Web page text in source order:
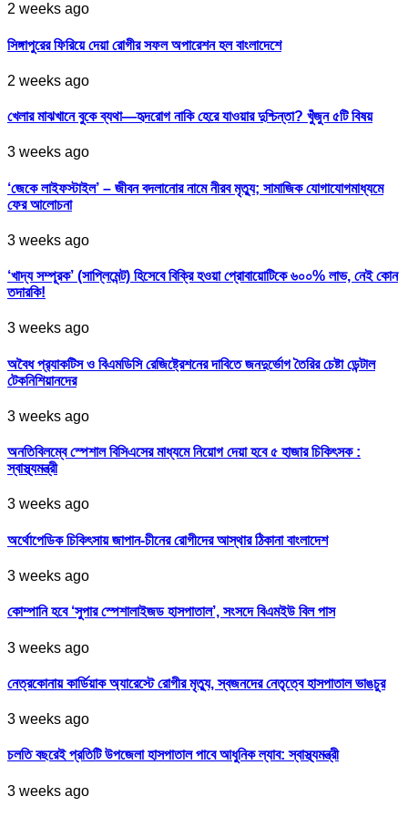
2 weeks ago
সিঙ্গাপুরের ফিরিয়ে দেয়া রোগীর সফল অপারেশন হল বাংলাদেশে
2 weeks ago
খেলার মাঝখানে বুকে ব্যথা—হৃদরোগ নাকি হেরে যাওয়ার দুশ্চিন্তা? খুঁজুন ৫টি বিষয়
3 weeks ago
‘জেকে লাইফস্টাইল’ – জীবন বদলানোর নামে নীরব মৃত্যু; সামাজিক যোগাযোগমাধ্যমে
ফের আলোচনা
3 weeks ago
‘খাদ্য সম্পূরক’ (সাপ্লিমেন্ট) হিসেবে বিক্রি হওয়া প্রোবায়োটিকে ৬০০% লাভ, নেই কোন
তদারকি!
3 weeks ago
অবৈধ প্র‍্যাকটিস ও বিএমডিসি রেজিষ্ট্রেশনের দাবিতে জনদুর্ভোগ তৈরির চেষ্টা ডেন্টাল
টেকনিশিয়ানদের
3 weeks ago
অনতিবিলম্বে স্পেশাল বিসিএসের মাধ্যমে নিয়োগ দেয়া হবে ৫ হাজার চিকিৎসক :
স্বাস্থ্যমন্ত্রী
3 weeks ago
অর্থোপেডিক চিকিৎসায় জাপান-চীনের রোগীদের আস্থার ঠিকানা বাংলাদেশ
3 weeks ago
কোম্পানি হবে ‘সুপার স্পেশালাইজড হাসপাতাল’, সংসদে বিএমইউ বিল পাস
3 weeks ago
নেত্রকোনায় কার্ডিয়াক অ্যারেস্টে রোগীর মৃত্যু, স্বজনদের নেতৃত্বে হাসপাতাল ভাঙচুর
3 weeks ago
চলতি বছরেই প্রতিটি উপজেলা হাসপাতাল পাবে আধুনিক ল্যাব: স্বাস্থ্যমন্ত্রী
3 weeks ago